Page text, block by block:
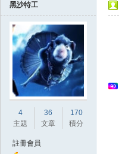
黑沙特工
4
主題
36
文章
170
積分
註冊會員